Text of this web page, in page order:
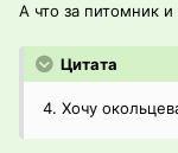
А что за питомник
Цитата
4. Хочу